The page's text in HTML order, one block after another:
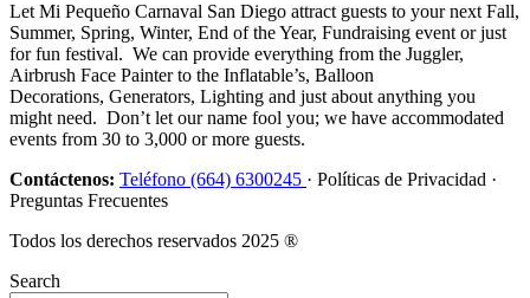
Let Mi Pequeño Carnaval San Diego attract guests to your next Fall,
Summer, Spring, Winter, End of the Year, Fundraising event or just
for fun festival. We can provide everything from the Juggler,
Airbrush Face Painter to the Inflatable’s, Balloon
Decorations, Generators, Lighting and just about anything you
might need. Don’t let our name fool you; we have accommodated
events from 30 to 3,000 or more guests.
Contáctenos: Teléfono (664) 6300245 · Políticas de Privacidad ·
Preguntas Frecuentes
Todos los derechos reservados 2025 ®
Search